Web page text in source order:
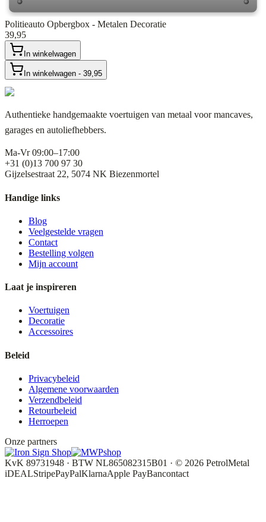
Politieauto Opbergbox - Metalen Decoratie
39,95
In winkelwagen
In winkelwagen - 39,95
Authentieke handgemaakte voertuigen van metaal voor mancaves,
garages en autoliefhebbers.
Ma-Vr 09:00–17:00
+31 (0)13 700 97 30
Gijzelsestraat 22, 5074 NK Biezenmortel
Handige links
Blog
Veelgestelde vragen
Contact
Bestelling volgen
Mijn account
Laat je inspireren
Voertuigen
Decoratie
Accessoires
Beleid
Privacybeleid
Algemene voorwaarden
Verzendbeleid
Retourbeleid
Herroepen
Onze partners
KvK 89731948 · BTW NL865082315B01 · © 2026 PetrolMetal
iDEALStripePayPalKlarnaApple PayBancontact